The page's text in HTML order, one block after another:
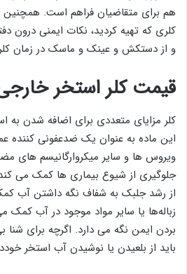
هم برای متقاضیان فراهم است. همچنین
کلری که تهیه کردید، نکات ایمنی درون
و از دستکش و عینک و ماسک در زمان
قیمت کلر استخر
کلر مزایای متعددی برای اضافه شدن به
این ماده به عنوان یک ضدعفونی‌ کننده
ویروس‌ ها و سایر میکروارگانیسم‌ های
جلوگیری از شیوع بیماری ‌ها کمک می
از رشد جلبک به شفاف نگه داشتن آب
زباله‌ها یا سایر مواد موجود در آب کمک
بردن ایمن نگه می ‌دارد. اگرچه برای
باید از بلعیدن یا نوشیدن آب استخر